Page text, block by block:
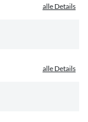
alle Details
alle Details